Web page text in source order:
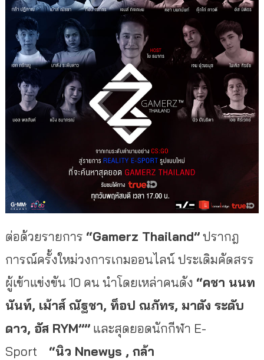
ต่อด้วยรายการ “Gamerz Thailand”ปรากฎ
การณ์ครั้งใหม่วงการเกมออนไลน์ ประเดิมคัดสรร
ผู้เข้าแข่งขัน 10 คน นำโดยเหล่าคนดัง “คชา นนท
นันท์, เม้าส์ ณัฐชา, ท็อป ณภัทร, มาตัง ระดับ
ดาว, อัส RYM””และสุดยอดนักกีฬา E-
Sport “นิว Nnewys , กล้า